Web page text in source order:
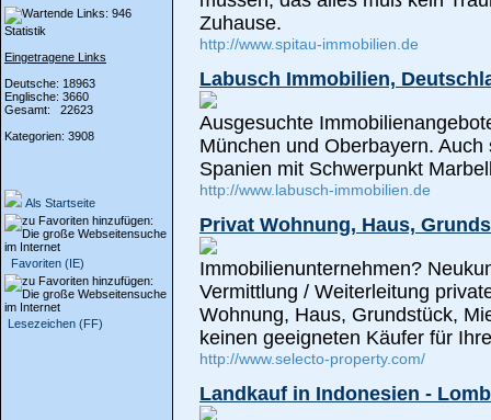
Statistik
Eingetragene Links
Deutsche: 18963
Englische: 3660
Gesamt: 22623
Kategorien: 3908
Als Startseite
Favoriten (IE)
Lesezeichen (FF)
Zuhause.
http://www.spitau-immobilien.de
Labusch Immobilien,
Ausgesuchte
München und Oberbayern.
Spanien mit Schwerpunkt
http://www.labusch-immobilien.de
Privat Wohnung, Haus,
Immobilienunternehmen?
Vermittlung / Weiterleitung
Wohnung, Haus, Grundstück,
keinen geeigneten Käufer für
http://www.selecto-property.com/
Landkauf in Indonesien -